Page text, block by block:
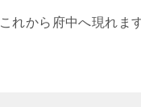
これから府中へ現れま